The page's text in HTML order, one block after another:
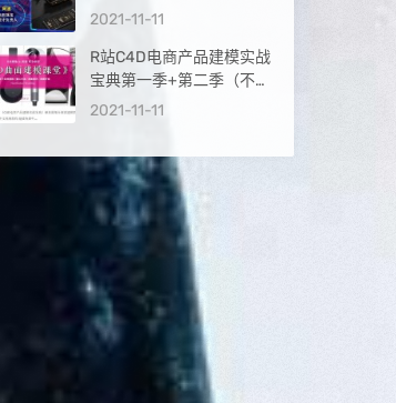
清有部分工程文件】
2021-11-11
R站C4D电商产品建模实战
宝典第一季+第二季（不加
密画质高清）
2021-11-11